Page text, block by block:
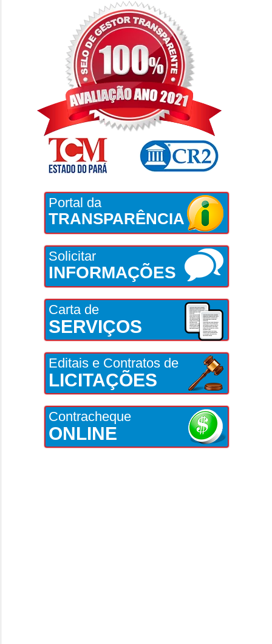
Portal da
TRANSPARÊNCIA
Solicitar
INFORMAÇÕES
Carta de
SERVIÇOS
Editais e Contratos de
LICITAÇÕES
Contracheque
ONLINE